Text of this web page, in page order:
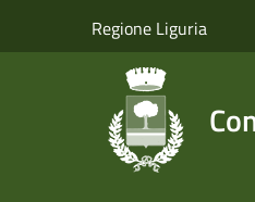
Regione Liguria